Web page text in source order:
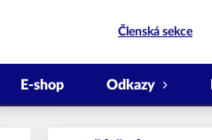
Členská sekce
E-shop Odkazy